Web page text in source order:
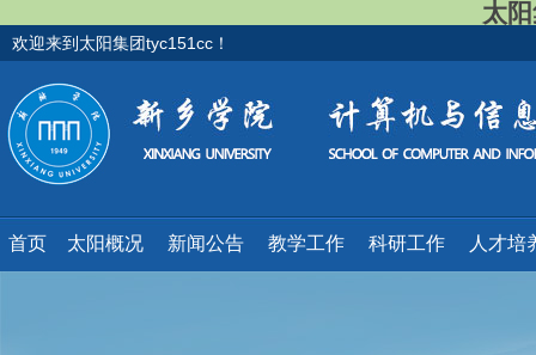
太
欢迎来到太阳集团tyc151cc！
首页 太阳概况 新闻公告 教学工作 科研工作 人才培